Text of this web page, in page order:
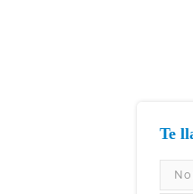
Te